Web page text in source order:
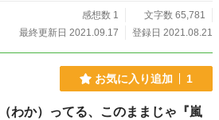
感想数 1
文字数 65,781
最終更新日 2021.09.17
登録日 2021.08.21
お気に入り追加 1
わか）ってる、このままじゃ『嵐